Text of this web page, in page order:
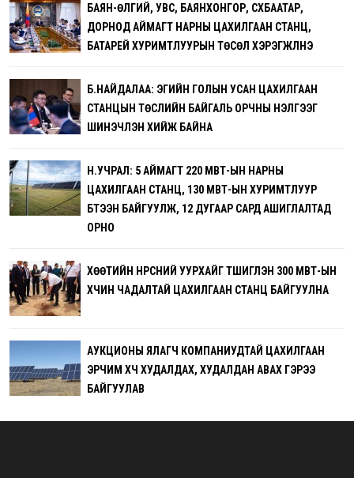
БАЯН-ӨЛГИЙ, УВС, БАЯНХОНГОР, СҮХБААТАР,
ДОРНОД АЙМАГТ НАРНЫ ЦАХИЛГААН СТАНЦ,
БАТАРЕЙ ХУРИМТЛУУРЫН ТӨСӨЛ ХЭРЭГЖҮҮЛНЭ
Б.НАЙДАЛАА: ЭГИЙН ГОЛЫН УСАН ЦАХИЛГААН
СТАНЦЫН ТӨСЛИЙН БАЙГАЛЬ ОРЧНЫ ҮНЭЛГЭЭГ
ШИНЭЧЛЭН ХИЙЖ БАЙНА
Н.УЧРАЛ: 5 АЙМАГТ 220 МВТ-ЫН НАРНЫ
ЦАХИЛГААН СТАНЦ, 130 МВТ-ЫН ХУРИМТЛУУР
БҮТЭЭН БАЙГУУЛЖ, 12 ДУГААР САРД АШИГЛАЛТАД
ОРНО
ХӨӨТИЙН НҮҮРСНИЙ УУРХАЙГ ТҮШИГЛЭН 300 МВТ-ЫН
ХҮЧИН ЧАДАЛТАЙ ЦАХИЛГААН СТАНЦ БАЙГУУЛНА
АУКЦИОНЫ ЯЛАГЧ КОМПАНИУДТАЙ ЦАХИЛГААН
ЭРЧИМ ХҮЧ ХУДАЛДАХ, ХУДАЛДАН АВАХ ГЭРЭЭ
БАЙГУУЛАВ